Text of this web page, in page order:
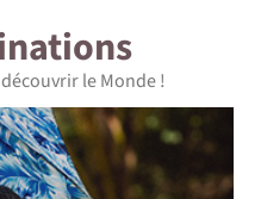
le Monde !